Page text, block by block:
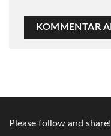
Please follow and share!